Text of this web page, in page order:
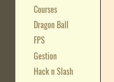
Courses
Dragon Ball
FPS
Gestion
Hack n Slash